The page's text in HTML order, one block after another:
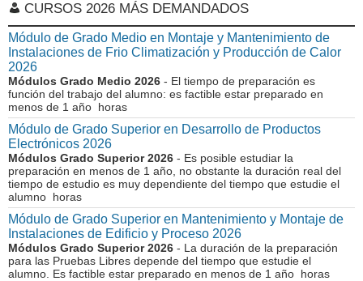
CURSOS 2026 MÁS DEMANDADOS
Módulo de Grado Medio en Montaje y Mantenimiento de
Instalaciones de Frio Climatización y Producción de Calor
2026
Módulos Grado Medio 2026 - El tiempo de preparación es
función del trabajo del alumno: es factible estar preparado en
menos de 1 año horas
Módulo de Grado Superior en Desarrollo de Productos
Electrónicos 2026
Módulos Grado Superior 2026 - Es posible estudiar la
preparación en menos de 1 año, no obstante la duración real del
tiempo de estudio es muy dependiente del tiempo que estudie el
alumno horas
Módulo de Grado Superior en Mantenimiento y Montaje de
Instalaciones de Edificio y Proceso 2026
Módulos Grado Superior 2026 - La duración de la preparación
para las Pruebas Libres depende del tiempo que estudie el
alumno. Es factible estar preparado en menos de 1 año horas